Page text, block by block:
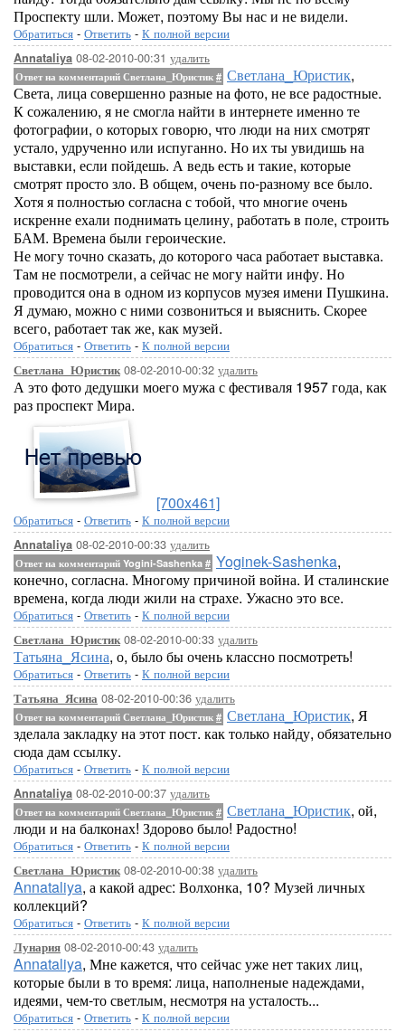
Проспекту шли. Может, поэтому Вы нас и не видели.
Обратиться - Ответить - К полной версии
Annataliya 08-02-2010-00:31 удалить
Ответ на комментарий Светлана_Юристик # Светлана_Юристик,
Света, лица совершенно разные на фото, не все радостные.
К сожалению, я не смогла найти в интернете именно те
фотографии, о которых говорю, что люди на них смотрят
устало, удрученно или испуганно. Но их ты увидишь на
выставки, если пойдешь. А ведь есть и такие, которые
смотрят просто зло. В общем, очень по-разному все было.
Хотя я полностью согласна с тобой, что многие очень
искренне ехали поднимать целину, работать в поле, строить
БАМ. Времена были героические.
Не могу точно сказать, до которого часа работает выставка.
Там не посмотрели, а сейчас не могу найти инфу. Но
проводится она в одном из корпусов музея имени Пушкина.
Я думаю, можно с ними созвониться и выяснить. Скорее
всего, работает так же, как музей.
Обратиться - Ответить - К полной версии
Светлана_Юристик08-02-2010-00:32 удалить
А это фото дедушки моего мужа с фестиваля 1957 года, как
раз проспект Мира.
[700x461]
Обратиться - Ответить - К полной версии
Annataliya 08-02-2010-00:33 удалить
Ответ на комментарий Yogini-Sashenka # Yoginek-Sashenka,
конечно, согласна. Многому причиной война. И сталинские
времена, когда люди жили на страхе. Ужасно это все.
Обратиться - Ответить - К полной версии
Светлана_Юристик08-02-2010-00:33 удалить
Татьяна_Ясина, о, было бы очень классно посмотреть!
Обратиться - Ответить - К полной версии
Татьяна_Ясина 08-02-2010-00:36 удалить
Ответ на комментарий Светлана_Юристик # Светлана_Юристик, Я
зделала закладку на этот пост. как только найду, обязательно
сюда дам ссылку.
Обратиться - Ответить - К полной версии
Annataliya 08-02-2010-00:37 удалить
Ответ на комментарий Светлана_Юристик # Светлана_Юристик, ой,
люди и на балконах! Здорово было! Радостно!
Обратиться - Ответить - К полной версии
Светлана_Юристик08-02-2010-00:38 удалить
Annataliya, а какой адрес: Волхонка, 10? Музей личных
коллекций?
Обратиться - Ответить - К полной версии
Лунария 08-02-2010-00:43 удалить
Annataliya, Мне кажется, что сейчас уже нет таких лиц,
которые были в то время: лица, наполненые надеждами,
идеями, чем-то светлым, несмотря на усталость...
Обратиться - Ответить - К полной версии